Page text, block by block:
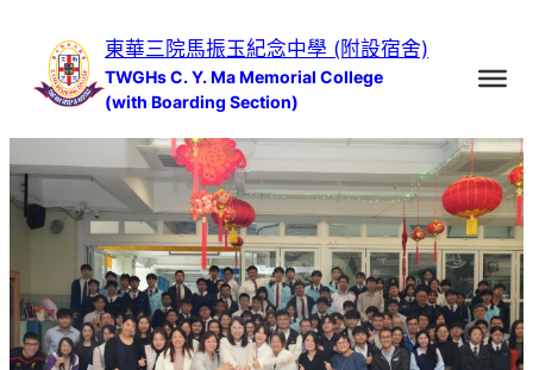
容
東華三院馬振玉紀念中學 (附設宿舍)
TWGHs C. Y. Ma Memorial College
(with Boarding Section)